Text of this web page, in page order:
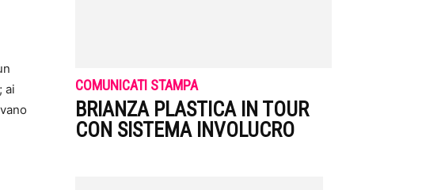
ai
COMUNICATI STAMPA
BRIANZA PLASTICA IN TOUR
CON SISTEMA INVOLUCRO